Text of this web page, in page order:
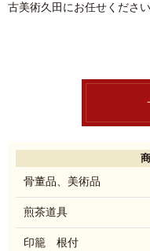
古美術久田にお任せください
骨董品、美術品
煎茶道具
印籠 根付